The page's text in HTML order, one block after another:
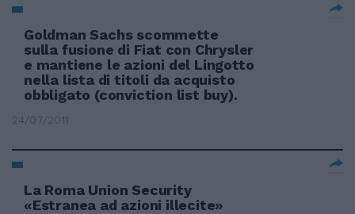
Goldman Sachs scommette
sulla fusione di Fiat con Chrysler
e mantiene le azioni del Lingotto
nella lista di titoli da acquisto
obbligato (conviction list buy).
24/07/2011
La Roma Union Security
«Estranea ad azioni illecite»